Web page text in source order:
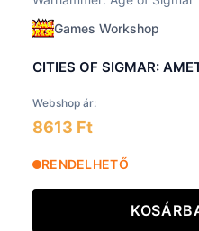
Games Workshop
CITIES OF SIGMAR:
Webshop ár:
8613 Ft
RENDELHETŐ